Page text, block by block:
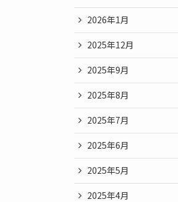
2026年1月
2025年12月
2025年9月
2025年8月
2025年7月
2025年6月
2025年5月
2025年4月